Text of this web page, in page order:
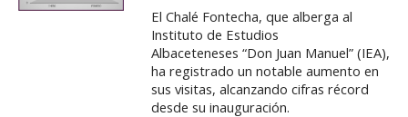
El Chalé Fontecha, que alberga al
Instituto de Estudios
Albaceteneses “Don Juan Manuel” (IEA),
ha registrado un notable aumento en
sus visitas, alcanzando cifras récord
desde su inauguración.